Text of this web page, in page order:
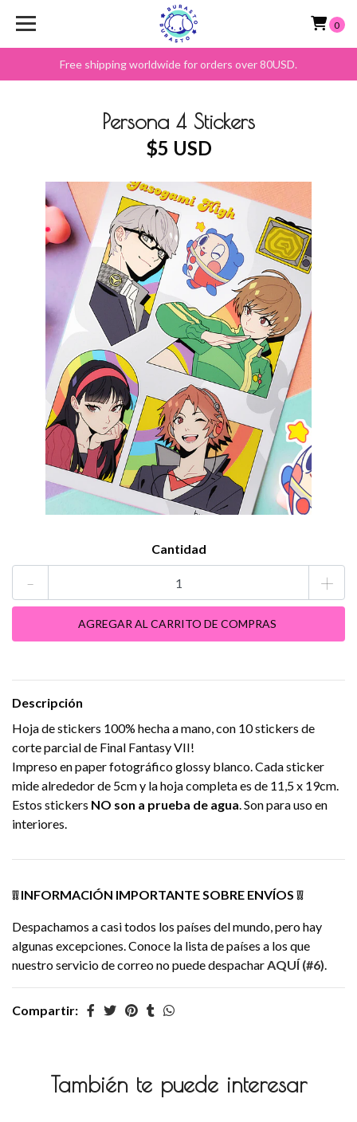
Free shipping worldwide for orders over 80USD.
0
Persona 4 Stickers
$5 USD
Cantidad
- +
Descripción
Hoja de stickers 100% hecha a mano, con 10 stickers de
corte parcial de Final Fantasy VII!
Impreso en paper fotográfico glossy blanco. Cada sticker
mide alrededor de 5cm y la hoja completa es de 11,5 x 19cm.
Estos stickers NO son a prueba de agua. Son para uso en
interiores.
❕❕ INFORMACIÓN IMPORTANTE SOBRE ENVÍOS ❕❕
Despachamos a casi todos los países del mundo, pero hay
algunas excepciones. Conoce la lista de países a los que
nuestro servicio de correo no puede despacharAQUÍ (#6).
Compartir:
También te puede interesar